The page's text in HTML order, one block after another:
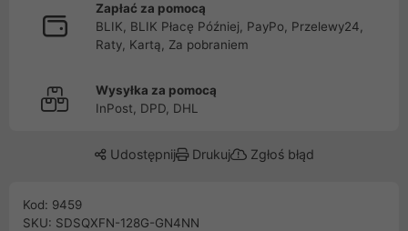
Zapłać za pomocą
BLIK, BLIK Płacę Później, PayPo, Przelewy24,
Raty, Kartą, Za pobraniem
Wysyłka za pomocą
InPost, DPD, DHL
Udostępnij Drukuj Zgłoś błąd
Kod: 9459
SKU: SDSQXFN-128G-GN4NN